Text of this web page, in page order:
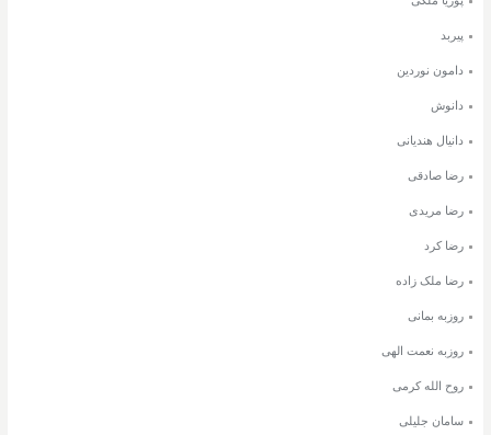
پیربد
دامون نوردین
دانوش
دانیال هندیانی
رضا صادقی
رضا مریدی
رضا کرد
رضا ملک زاده
روزبه بمانی
روزبه نعمت الهی
روح الله کرمی
سامان جلیلی